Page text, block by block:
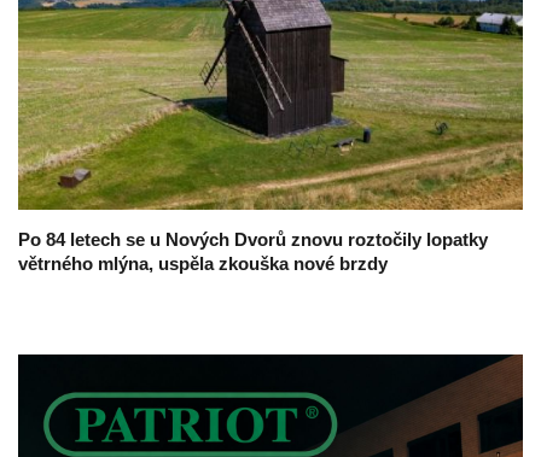
Po 84 letech se u Nových Dvorů znovu roztočily lopatky
větrného mlýna, uspěla zkouška nové brzdy